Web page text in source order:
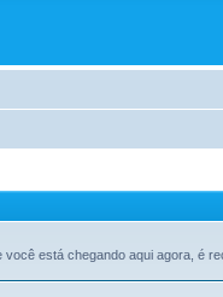
você está chegando aqui agora, é